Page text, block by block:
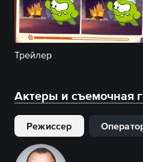
Трейлер
Актеры и съемочная
Режиссер